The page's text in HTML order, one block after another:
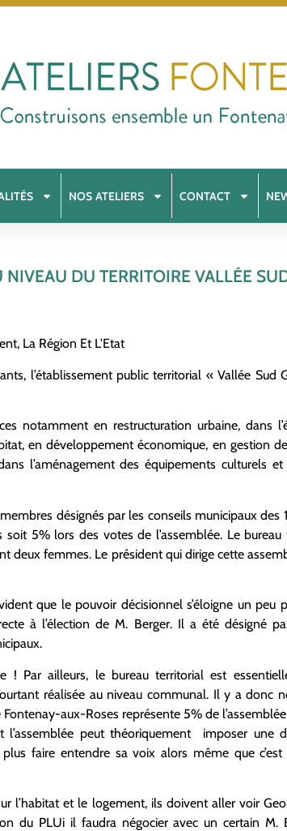
NOS ATELIERS CONTACT
NIVEAU DU TERRITOIRE VALLÉE
La Région Et L'Etat
l’établissement public territorial « Vallée Sud
notamment en restructuration urbaine, dans
en développement économique, en gestion
l’aménagement des équipements culturels
désignés par les conseils municipaux des
5% lors des votes de l’assemblée. Le
deux femmes. Le président qui dirige cette
que le pouvoir décisionnel s’éloigne un
à l’élection de M. Berger. Il a été désigné
! Par ailleurs, le bureau territorial est
réalisée au niveau communal. Il y a donc
aux-Roses représente 5% de
l’assemblée peut théoriquement imposer une
faire entendre sa voix alors même que c’est
l’habitat et le logement, ils doivent aller voir
du PLUi il faudra négocier avec un certain